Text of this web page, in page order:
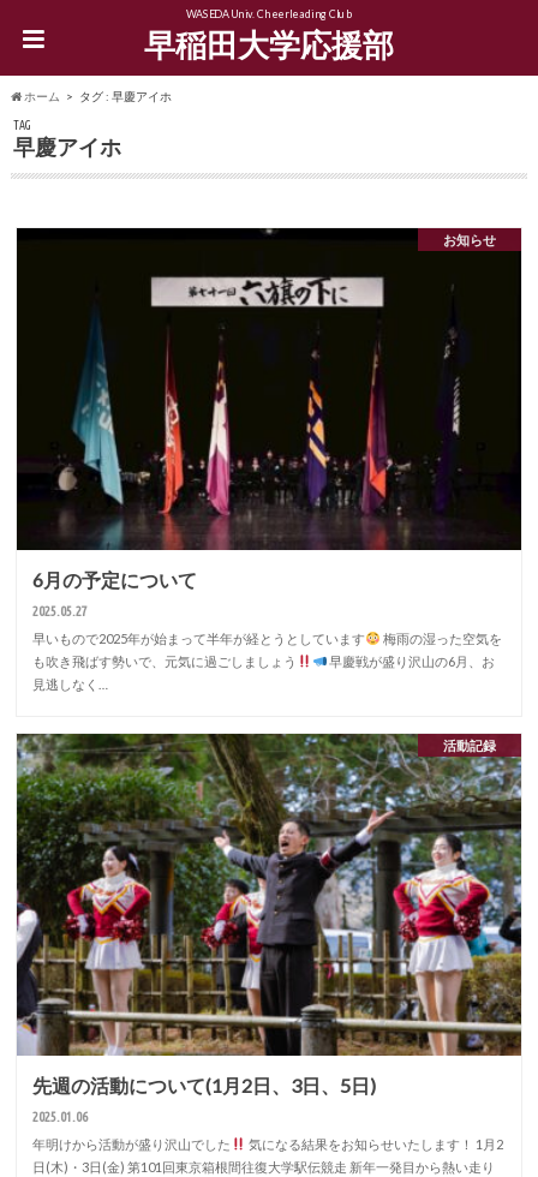
WASEDA Univ. Cheerleading Club
早稲田大学応援部
ホーム タグ : 早慶アイホ
TAG
早慶アイホ
お知らせ
6月の予定について
2025.05.27
早いもので2025年が始まって半年が経とうとしています
梅雨の湿った空気を
も吹き飛ばす勢いで、元気に過ごしましょう
早慶戦が盛り沢山の6月、お
見逃しなく…
活動記録
先週の活動について(1月2日、3日、5日)
2025.01.06
年明けから活動が盛り沢山でした
気になる結果をお知らせいたします！ 1月2
日(木)・3日(金) 第101回東京箱根間往復大学駅伝競走 新年一発目から熱い走り